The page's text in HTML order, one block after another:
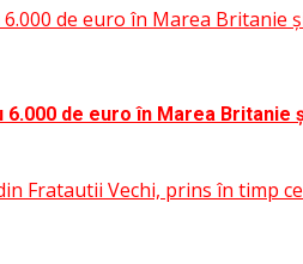
de euro în Marea Britanie
de euro în Marea Britanie
Fratautii Vechi, prins în timp